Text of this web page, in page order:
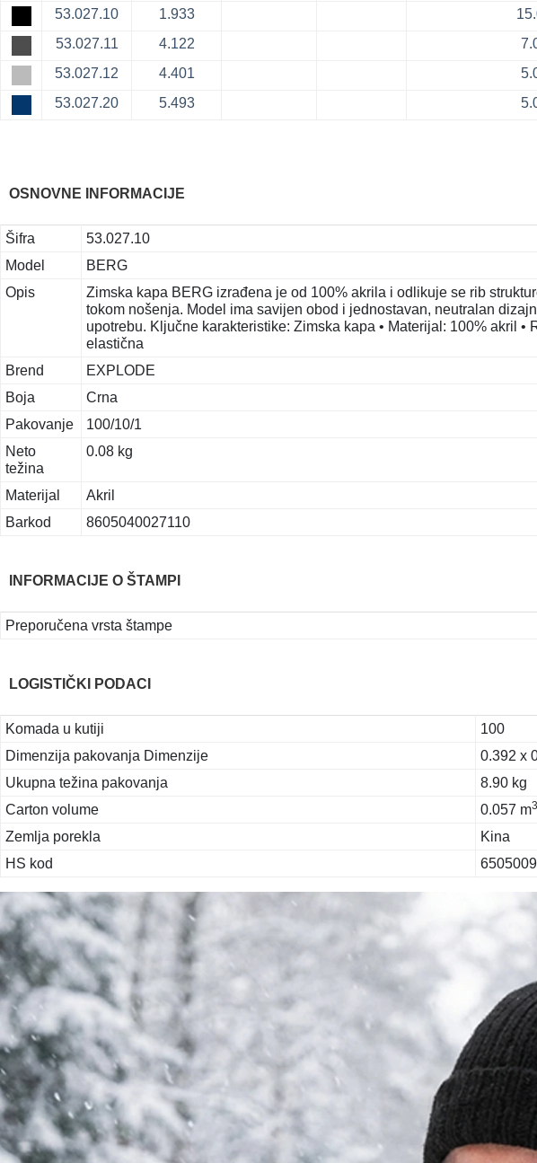
53.027.10
1.933
53.027.11
4.122
53.027.12
4.401
53.027.20
5.493
OSNOVNE INFORMACIJE
Šifra
53.027.10
Model
BERG
Opis
Zimska kapa BERG izrađena je od 100% akrila i odlikuje se rib
tokom nošenja. Model ima savijen obod i jednostavan, neutralan
upotrebu. Ključne karakteristike: Zimska kapa • Materijal: 100% akril •
elastična
Brend
EXPLODE
Boja
Crna
Pakovanje
100/10/1
Neto
težina
0.08 kg
Materijal
Akril
Barkod
8605040027110
INFORMACIJE O ŠTAMPI
Preporučena vrsta štampe
LOGISTIČKI PODACI
Komada u kutiji
100
Dimenzija pakovanja Dimenzije
0.392 x
Ukupna težina pakovanja
8.90 kg
Carton volume
0.057 m3
Zemlja porekla
Kina
HS kod